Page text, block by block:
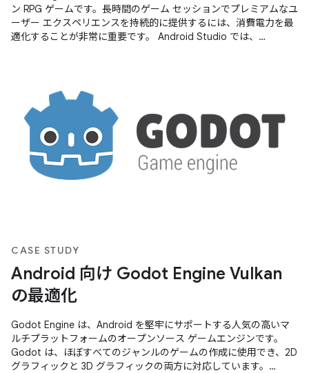
ン RPG ゲームです。長時間のゲーム セッションでプレミアムなユ
ーザー エクスペリエンスを持続的に提供するには、消費電力を最
適化することが非常に重要です。 Android Studio では、
CASE STUDY
Android 向け Godot Engine Vulkan
の最適化
Godot Engine は、Android を堅牢にサポートする人気の高いマ
ルチプラットフォームのオープンソース ゲームエンジンです。
Godot は、ほぼすべてのジャンルのゲームの作成に使用でき、2D
グラフィックと 3D グラフィックの両方に対応しています。